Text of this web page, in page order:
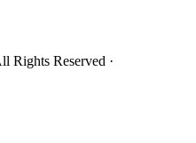
Rights Reserved ·